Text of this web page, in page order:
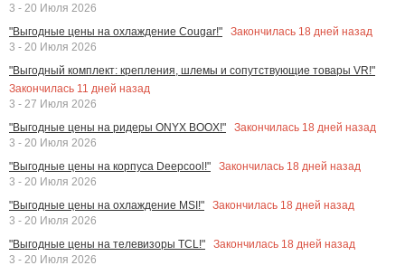
3 - 20 Июля 2026
"Выгодные цены на охлаждение Cougar!"
Закончилась 18 дней назад
3 - 20 Июля 2026
"Выгодный комплект: крепления, шлемы и сопутствующие товары VR!"
Закончилась 11 дней назад
3 - 27 Июля 2026
"Выгодные цены на ридеры ONYX BOOX!"
Закончилась 18 дней назад
3 - 20 Июля 2026
"Выгодные цены на корпуса Deepcool!"
Закончилась 18 дней назад
3 - 20 Июля 2026
"Выгодные цены на охлаждение MSI!"
Закончилась 18 дней назад
3 - 20 Июля 2026
"Выгодные цены на телевизоры TCL!"
Закончилась 18 дней назад
3 - 20 Июля 2026